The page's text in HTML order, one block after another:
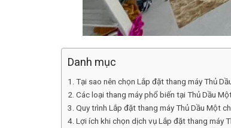
Danh mục
Tại sao nên chọn Lắp đặt thang máy Thủ
Các loại thang máy phổ biến tại Thủ Dầu
Quy trình Lắp đặt thang máy Thủ Dầu Một
Lợi ích khi chọn dịch vụ Lắp đặt thang máy